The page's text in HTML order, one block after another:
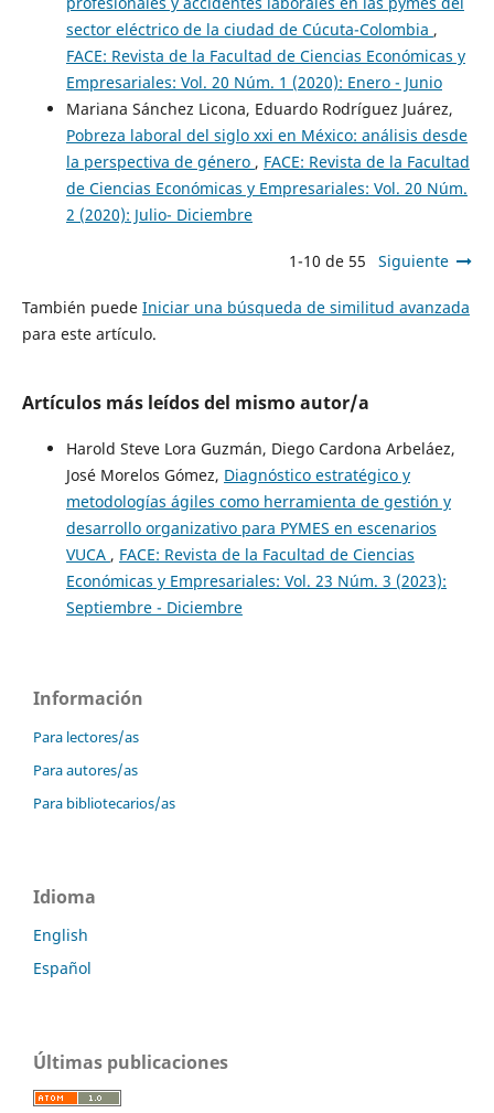
sector eléctrico de la ciudad de Cúcuta-Colombia ,
FACE: Revista de la Facultad de Ciencias Económicas y
Empresariales: Vol. 20 Núm. 1 (2020): Enero - Junio
Mariana Sánchez Licona, Eduardo Rodríguez Juárez,
Pobreza laboral del siglo xxi en México: análisis desde
la perspectiva de género , FACE: Revista de la Facultad
de Ciencias Económicas y Empresariales: Vol. 20 Núm.
2 (2020): Julio- Diciembre
1-10 de 55 Siguiente
También puede Iniciar una búsqueda de similitud avanzada
para este artículo.
Artículos más leídos del mismo autor/a
Harold Steve Lora Guzmán, Diego Cardona Arbeláez,
José Morelos Gómez, Diagnóstico estratégico y
metodologías ágiles como herramienta de gestión y
desarrollo organizativo para PYMES en escenarios
VUCA , FACE: Revista de la Facultad de Ciencias
Económicas y Empresariales: Vol. 23 Núm. 3 (2023):
Septiembre - Diciembre
Información
Para lectores/as
Para autores/as
Para bibliotecarios/as
Idioma
English
Español
Últimas publicaciones